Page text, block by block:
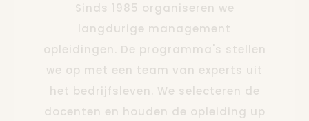
Sinds 1985 organiseren we
langdurige management
opleidingen. De programma's stellen
we op met een team van experts uit
het bedrijfsleven. We selecteren de
docenten en houden de opleiding up